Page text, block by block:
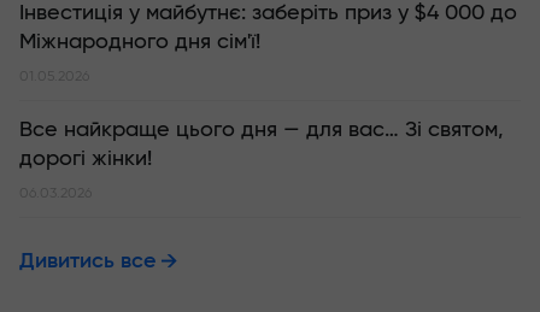
Інвестиція у майбутнє: заберіть приз у $4 000 до
Міжнародного дня сім'ї!
01.05.2026
Все найкраще цього дня — для вас… Зі святом,
дорогі жінки!
06.03.2026
Дивитись все